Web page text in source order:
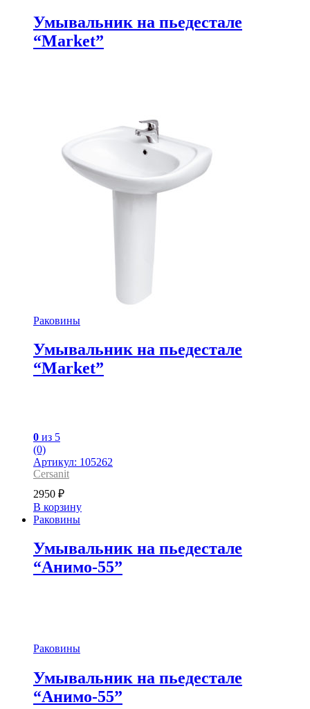
Умывальник на пьедестале
“Market”
Раковины
Умывальник на пьедестале
“Market”
0 из 5
(0)
Артикул: 105262
Cersanit
2950 ₽
В корзину
Раковины
Умывальник на пьедестале
“Анимо-55”
Раковины
Умывальник на пьедестале
“Анимо-55”